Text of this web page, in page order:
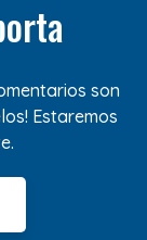
son
Estaremos